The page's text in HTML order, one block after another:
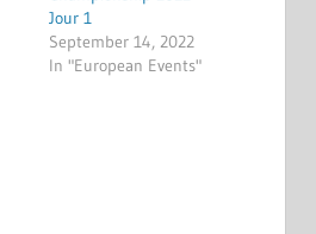
Jour 1
September 14, 2022
In "European Events"